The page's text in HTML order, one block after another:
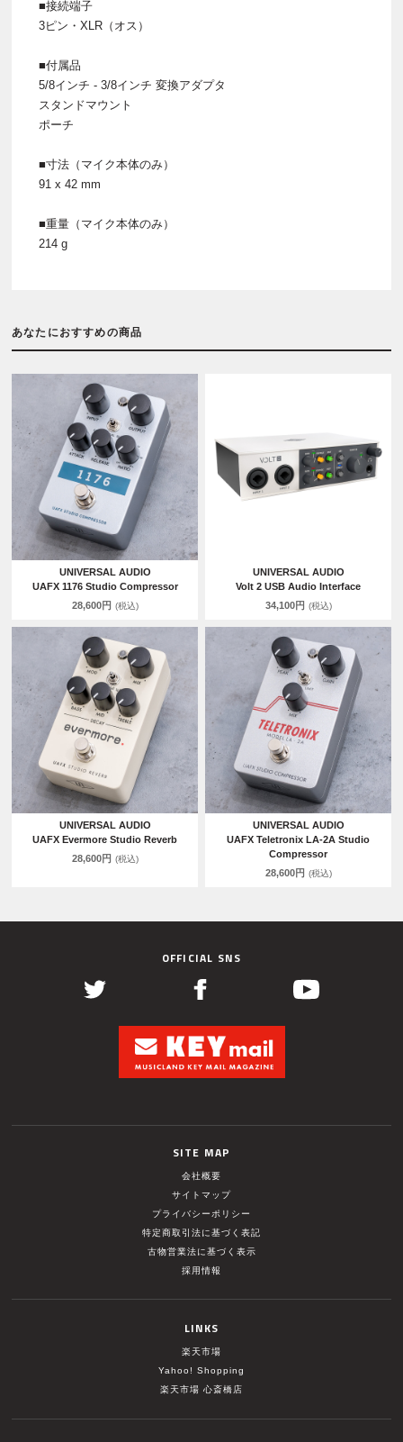
■接続端子
3ピン・XLR（オス）
■付属品
5/8インチ - 3/8インチ 変換アダプタ
スタンドマウント
ポーチ
■寸法（マイク本体のみ）
91 x 42 mm
■重量（マイク本体のみ）
214 g
あなたにおすすめの商品
UNIVERSAL AUDIO
UAFX 1176 Studio Compressor
28,600円 (税込)
UNIVERSAL AUDIO
Volt 2 USB Audio Interface
34,100円 (税込)
UNIVERSAL AUDIO
UAFX Evermore Studio Reverb
28,600円 (税込)
UNIVERSAL AUDIO
UAFX Teletronix LA-2A Studio
Compressor
28,600円 (税込)
OFFICIAL SNS
SITE MAP
会社概要
サイトマップ
プライバシーポリシー
特定商取引法に基づく表記
古物営業法に基づく表示
採用情報
LINKS
楽天市場
Yahoo! Shopping
楽天市場 心斎橋店